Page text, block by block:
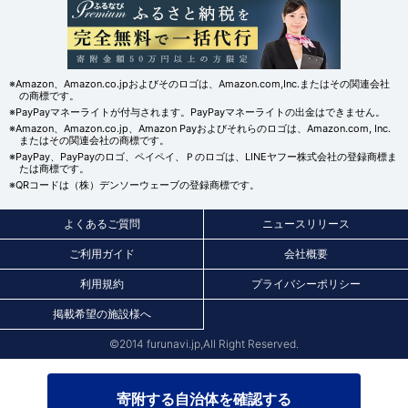
寄附する自治体を確認する
※Amazon、Amazon.co.jpおよびそのロゴは、Amazon.com,Inc.またはその関連会社
の商標です。
※PayPayマネーライトが付与されます。PayPayマネーライトの出金はできません。
※Amazon、Amazon.co.jp、Amazon Payおよびそれらのロゴは、Amazon.com, Inc.
またはその関連会社の商標です。
※PayPay、PayPayのロゴ、ペイペイ、Ｐのロゴは、LINEヤフー株式会社の登録商標ま
たは商標です。
※QRコードは（株）デンソーウェーブの登録商標です。
よくあるご質問 ニュースリリース
ご利用ガイド 会社概要
利用規約 プライバシーポリシー
掲載希望の施設様へ
©2014 furunavi.jp,All Right Reserved.